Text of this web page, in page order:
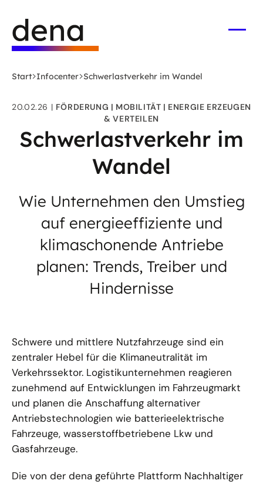
Hauptinhalt
springen
Deutsche
Energie-
Agentur
-
Startseite
Start Infocenter Schwerlastverkehr im Wandel
20.02.26 FÖRDERUNG MOBILITÄT
ENERGIE ERZEUGEN
& VERTEILEN
Schwerlastverkehr im
Wandel
Wie Unternehmen den Umstieg
auf energieeffiziente und
klimaschonende Antriebe
planen: Trends, Treiber und
Hindernisse
Schwere und mittlere Nutzfahrzeuge sind ein
zentraler Hebel für die Klimaneutralität im
Verkehrssektor. Logistikunternehmen reagieren
zunehmend auf Entwicklungen im Fahrzeugmarkt
und planen die Anschaffung alternativer
Antriebstechnologien wie batterieelektrische
Fahrzeuge, wasserstoffbetriebene Lkw und
Gasfahrzeuge.
Die von der dena geführte Plattform Nachhaltiger